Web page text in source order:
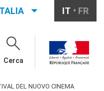
IT FR
Cerca
DEL NUOVO CINEMA